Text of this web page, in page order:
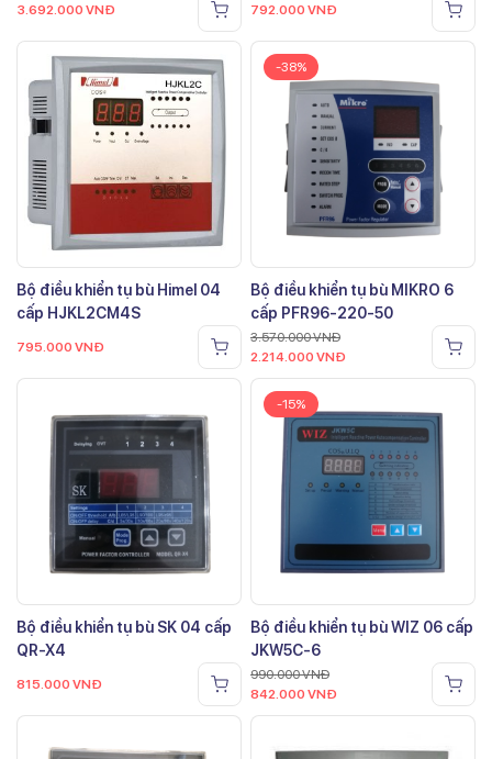
3.692.000 VNĐ 792.000 VNĐ
Bộ điều khiển tụ bù Himel 04
cấp HJKL2CM4S
795.000 VNĐ
-38%
Bộ điều khiển tụ bù MIKRO 6
cấp PFR96-220-50
3.570.000VNĐ
2.214.000 VNĐ
Bộ điều khiển tụ bù SK 04 cấp
QR-X4
815.000 VNĐ
-15%
Bộ điều khiển tụ bù WIZ 06 cấp
JKW5C-6
990.000VNĐ
842.000 VNĐ